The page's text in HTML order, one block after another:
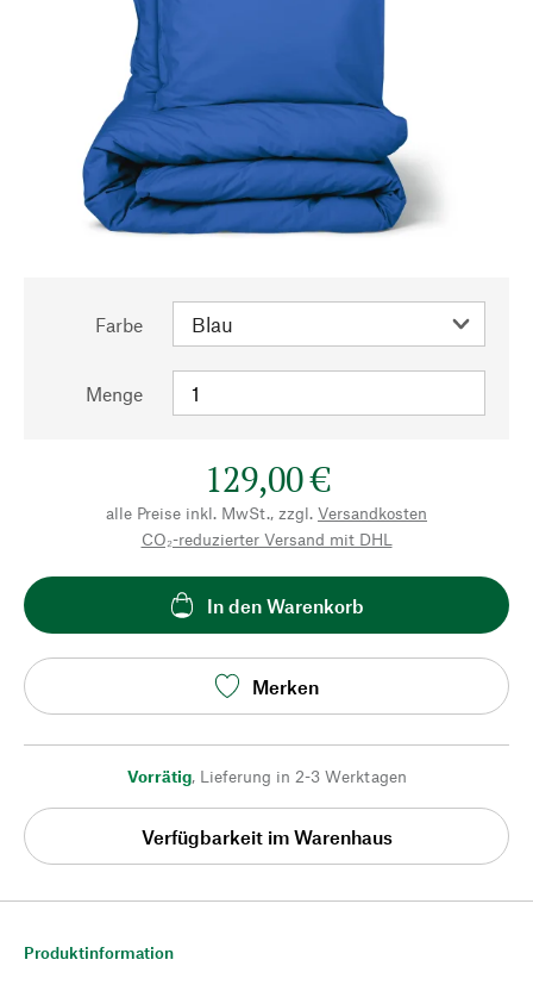
Farbe
Menge
129,00 €
alle Preise inkl. MwSt., zzgl. Versandkosten
CO₂-reduzierter Versand mit DHL
In den Warenkorb
Merken
Vorrätig, Lieferung in 2-3 Werktagen
Verfügbarkeit im Warenhaus
Produktinformation